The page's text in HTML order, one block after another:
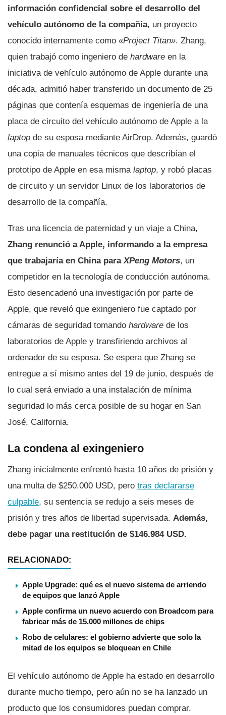
información confidencial sobre el desarrollo del
vehículo autónomo de la compañía, un proyecto
conocido internamente como «Project Titan». Zhang,
quien trabajó como ingeniero de hardware en la
iniciativa de vehículo autónomo de Apple durante una
década, admitió haber transferido un documento de 25
páginas que contenía esquemas de ingeniería de una
placa de circuito del vehículo autónomo de Apple a la
laptop de su esposa mediante AirDrop. Además, guardó
una copia de manuales técnicos que describían el
prototipo de Apple en esa misma laptop, y robó placas
de circuito y un servidor Linux de los laboratorios de
desarrollo de la compañía.
Tras una licencia de paternidad y un viaje a China,
Zhang renunció a Apple, informando a la empresa
que trabajaría en China para XPeng Motors, un
competidor en la tecnología de conducción autónoma.
Esto desencadenó una investigación por parte de
Apple, que reveló que exingeniero fue captado por
cámaras de seguridad tomando hardware de los
laboratorios de Apple y transfiriendo archivos al
ordenador de su esposa. Se espera que Zhang se
entregue a sí mismo antes del 19 de junio, después de
lo cual será enviado a una instalación de mínima
seguridad lo más cerca posible de su hogar en San
José, California.
La condena al exingeniero
Zhang inicialmente enfrentó hasta 10 años de prisión y
una multa de $250.000 USD, pero tras declararse
culpable, su sentencia se redujo a seis meses de
prisión y tres años de libertad supervisada. Además,
debe pagar una restitución de $146.984 USD.
RELACIONADO:
Apple Upgrade: qué es el nuevo sistema de arriendo
de equipos que lanzó Apple
Apple confirma un nuevo acuerdo con Broadcom para
fabricar más de 15.000 millones de chips
Robo de celulares: el gobierno advierte que solo la
mitad de los equipos se bloquean en Chile
El vehículo autónomo de Apple ha estado en desarrollo
durante mucho tiempo, pero aún no se ha lanzado un
producto que los consumidores puedan comprar.